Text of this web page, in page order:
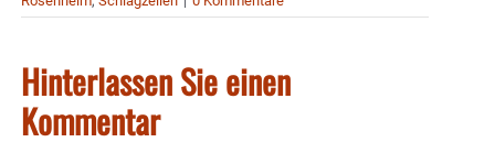
Hinterlassen Sie einen
Kommentar